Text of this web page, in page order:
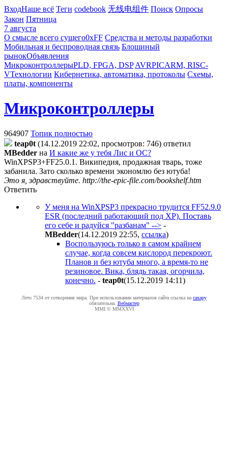
ВходНаше всё Теги codebook 无线电组件 Поиск Опросы
Закон Пятница
7 августа
О смысле всего сущего0xFF Средства и методы разработки
Мобильная и беспроводная связь Блошиный
рынокОбъявления
МикроконтроллерыPLD, FPGA, DSP AVRPICARM, RISC-
VТехнологии Кибернетика, автоматика, протоколы Схемы,
платы, компоненты
Микроконтроллеры
964907 Топик полностью
teap0t (14.12.2019 22:02, просмотров: 746) ответил
MBedder на И какие же у тебя Лис и ОС?
WinXPSP3+FF25.0.1. Википедия, продажная тварь, тоже
забанила. Зато сколько времени экономлю без ютуба!
Это я, здравствуйте. http://the-epic-file.com/bookshelf.htm
Ответить
У меня на WinXPSP3 прекрасно трудится FF52.9.0
ESR (последний работающий под ХР). Поставь
его себе и радуйся "разбанам" --> -
MBedder(14.12.2019 22:55, ссылка)
Воспользуюсь только в самом крайнем
случае, когда совсем кислород перекроют.
Планов и без ютуба много, а время-то не
резиновое. Вика, блядь такая, огорчила,
конечно. - teap0t(15.12.2019 14:11)
Лето 7534 от сотворения мира. При использовании материалов сайта ссылка на caxapу
обязательна. Вебмастер
MMI © MMXXVI